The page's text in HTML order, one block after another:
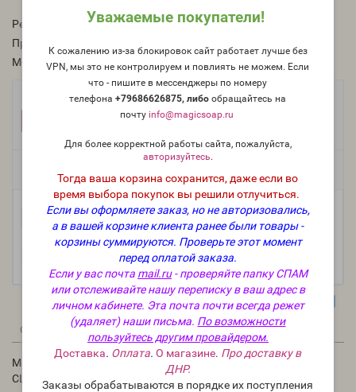
Уважаемые покупатели!
К сожалению из-за блокировок сайт работает лучше без
VPN, мы это не контролируем и повлиять не можем. Если
что - пишите в мессенджеры по номеру
телефона+79686626875, либообращайтесь на
почту info@magicsoap.ru
Для более корректной работы сайта, пожалуйста,
авторизуйтесь.
Тогда ваша корзина сохранится, даже если во
время выбора покупок вы решили отлучиться.
Если вы оформляете заказ, но не авторизовались,
а в вашей корзине клиента ранее были товары -
корзины суммируются. Проверьте этот момент
перед оплатой заказа.
Если у вас почта mail.ru- проверяйте папку СПАМ
или отслеживайте нашу переписку в ваш адрес в
личном кабинете. Эта почта почти всегда режет
(удаляет) наши письма. По возможности
пользуйтесь другим провайдером.
Доставка. Оплата.О магазине. Про доставку в
ДНР.
Заказы обрабатываются в порядке их поступления
Рейтинг:
Производитель:
Модель:
Фасовка:
10 г 288 руб. 5 г 159 руб.
Есть в наличии
+ В корзину
Описание Отзывы 0 Вопрос - Ответ0
Мандарин Вау! (Tangerine Wow! Colorant) - матовый пигмент,
США